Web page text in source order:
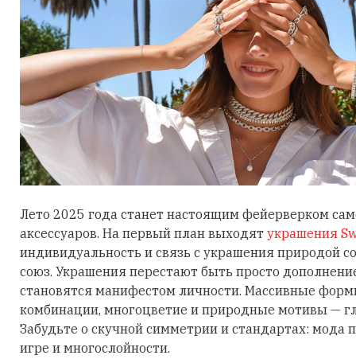
Лето 2025 года станет настоящим фейерверком
аксессуаров. На первый план выходят украшения
индивидуальность и связь с украшения природой
союз. Украшения перестают быть просто
становятся манифестом личности. Массивные
комбинации, многоцветие и природные мотивы —
Забудьте о скучной симметрии и стандартах: мода
игре и многослойности.